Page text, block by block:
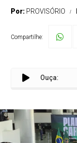
Por: PROVISÓRIO
Compartilhe:
Ouça: